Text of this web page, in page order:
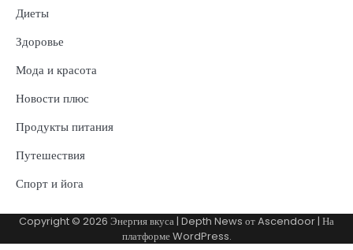
Диеты
Здоровье
Мода и красота
Новости плюс
Продукты питания
Путешествия
Спорт и йога
Copyright © 2026 Энергия вкуса| Depth News отAscendoor| На
платформеWordPress.